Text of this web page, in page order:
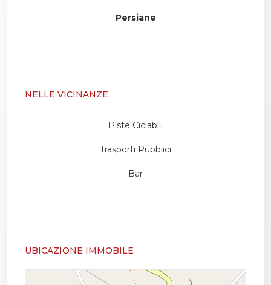
Persiane
NELLE VICINANZE
Piste Ciclabili
Trasporti Pubblici
Bar
UBICAZIONE IMMOBILE